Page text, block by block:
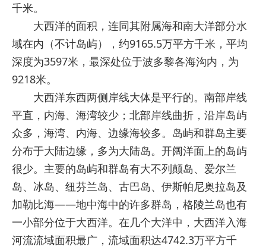
千米。
大西洋的面积，连同其附属海和南大洋部分水
域在内（不计岛屿），约9165.5万平方千米，平均
深度为3597米，最深处位于波多黎各海沟内，为
9218米。
大西洋东西两侧岸线大体是平行的。南部岸线
平直，内海、海湾较少；北部岸线曲折，沿岸岛屿
众多，海湾、内海、边缘海较多。岛屿和群岛主要
分布于大陆边缘，多为大陆岛。开阔洋面上的岛屿
很少。主要的岛屿和群岛有大不列颠岛、爱尔兰
岛、冰岛、纽芬兰岛、古巴岛、伊斯帕尼奥拉岛及
加勒比海——地中海中的许多群岛，格陵兰岛也有
一小部分位于大西洋。在几个大洋中，大西洋入海
河流流域面积最广，流域面积达4742.3万平方千